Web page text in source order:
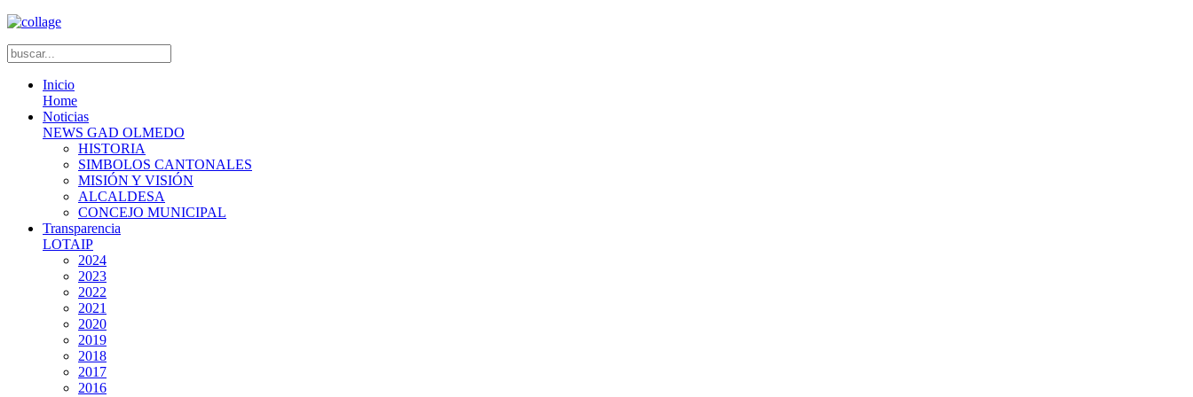
Inicio
Home
Noticias
NEWS GAD OLMEDO
HISTORIA
SIMBOLOS CANTONALES
MISIÓN Y VISIÓN
ALCALDESA
CONCEJO MUNICIPAL
Transparencia
LOTAIP
2024
2023
2022
2021
2020
2019
2018
2017
2016